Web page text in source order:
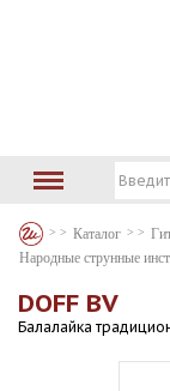
Каталог
Народные струнные
DOFF BV
Балалайка